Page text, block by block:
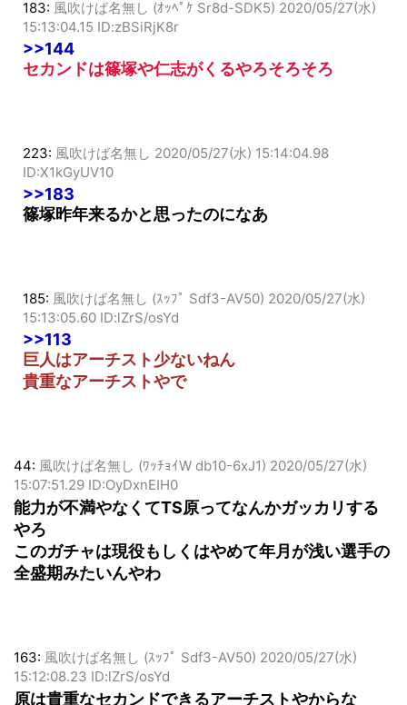
183:風吹けば名無し (ｵｯﾍﾟｹ Sr8d-SDK5)
15:13:04.15 ID:zBSiRjK8r
>>144
223:風吹けば名無し
ID:X1kGyUV10
>>183
185:風吹けば名無し (ｽｯﾌﾟ Sdf3-AV50)
15:13:05.60 ID:lZrS/osYd
>>113
巨人はアーチスト少ないねん
44:風吹けば名無し (ﾜｯﾁｮｲW db10-6xJ1)
15:07:51.29 ID:OyDxnEIH0
能力が不満やなくてTS原ってなんかガッカリする
やろ
このガチャは現役もしくはやめて年月が浅い選手の
163:風吹けば名無し (ｽｯﾌﾟ Sdf3-AV50)
15:12:08.23 ID:lZrS/osYd